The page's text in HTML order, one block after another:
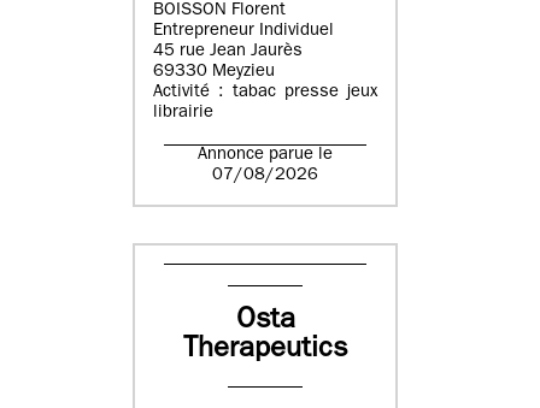
BOISSON Florent
Entrepreneur Individuel
45 rue Jean Jaurès
69330 Meyzieu
Activité : tabac presse jeux
librairie
Annonce parue le
07/08/2026
Osta
Therapeutics